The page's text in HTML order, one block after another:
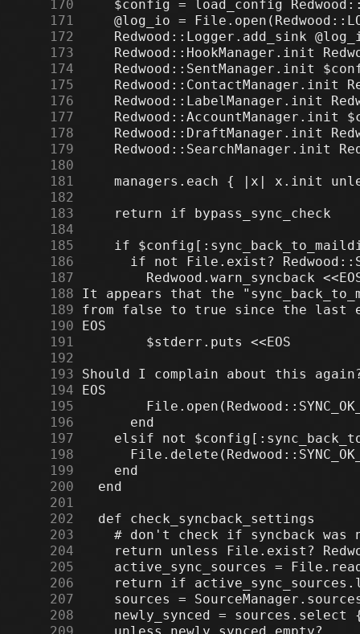
    170
    171
    172
    173
    174
    175
    176
    177
    178
    179
    180
    181
    182
    183
    184
    185
    186
    187
    188
    189
    190
    191
    192
    193
    194
    195
    196
    197
    198
    199
    200
    201
    202
    203
    204
    205
    206
    207
    208